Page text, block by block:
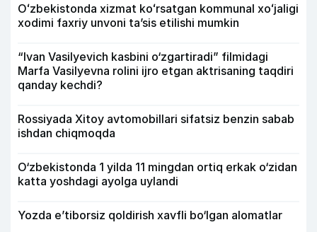
Oʻzbekistonda xizmat koʻrsatgan kommunal xoʻjaligi
xodimi faxriy unvoni taʼsis etilishi mumkin
“Ivan Vasilyevich kasbini o‘zgartiradi” filmidagi
Marfa Vasilyevna rolini ijro etgan aktrisaning taqdiri
qanday kechdi?
Rossiyada Xitoy avtomobillari sifatsiz benzin sabab
ishdan chiqmoqda
O‘zbekistonda 1 yilda 11 mingdan ortiq erkak o‘zidan
katta yoshdagi ayolga uylandi
Yozda e’tiborsiz qoldirish xavfli bo‘lgan alomatlar